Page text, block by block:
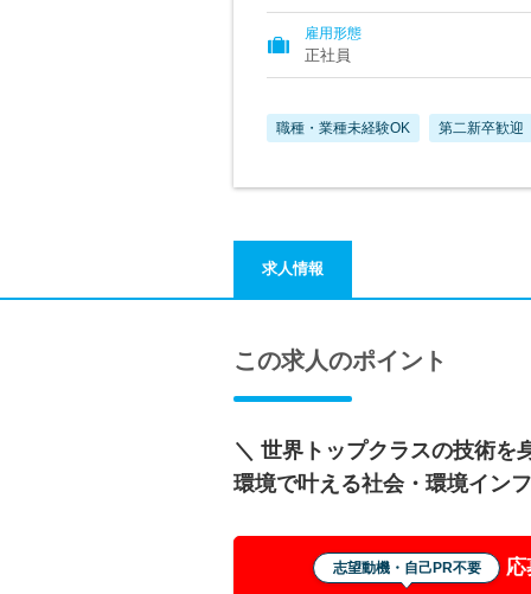
雇用形態
正社員
職種・業種未経験OK 第二新卒歓迎
求人情報
この求人のポイント
＼ 世界トップクラスの技術を
環境で叶える社会・環境イン
志望動機・自己PR不要